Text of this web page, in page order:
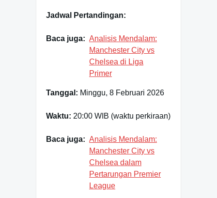
Jadwal Pertandingan:
Baca juga: Analisis Mendalam:
Manchester City vs
Chelsea di Liga
Primer
Tanggal: Minggu, 8 Februari 2026
Waktu: 20:00 WIB (waktu perkiraan)
Baca juga: Analisis Mendalam:
Manchester City vs
Chelsea dalam
Pertarungan Premier
League